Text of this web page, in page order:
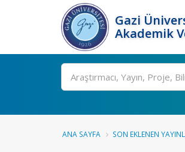
Gazi
Akademik
Ara
ANA SAYFA SON EKLENEN